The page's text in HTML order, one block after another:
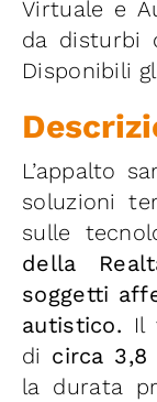
Virtuale e
da disturbi
Disponibili
L’appalto
soluzioni
sulle
della
soggetti
autistico. Il
di circa
la durata